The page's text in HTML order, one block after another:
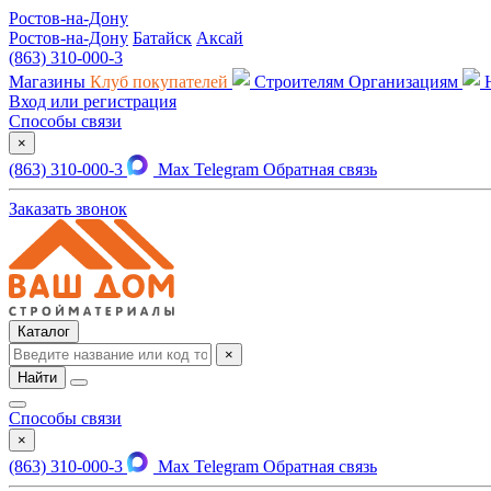
Ростов-на-Дону
Ростов-на-Дону Батайск Аксай
(863) 310-000-3
Магазины Клуб покупателей Строителям Организациям
Вход или регистрация
Способы связи
×
(863) 310-000-3 Max Telegram Обратная связь
Заказать звонок
Каталог
×
Найти
Способы связи
×
(863) 310-000-3 Max Telegram Обратная связь